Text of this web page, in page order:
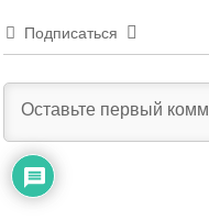
Подписаться